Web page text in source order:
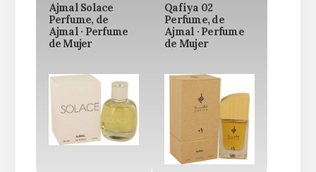
Ajmal Solace
Perfume, de
Ajmal · Perfume
de Mujer
Qafiya 02
Perfume, de
Ajmal · Perfume
de Mujer